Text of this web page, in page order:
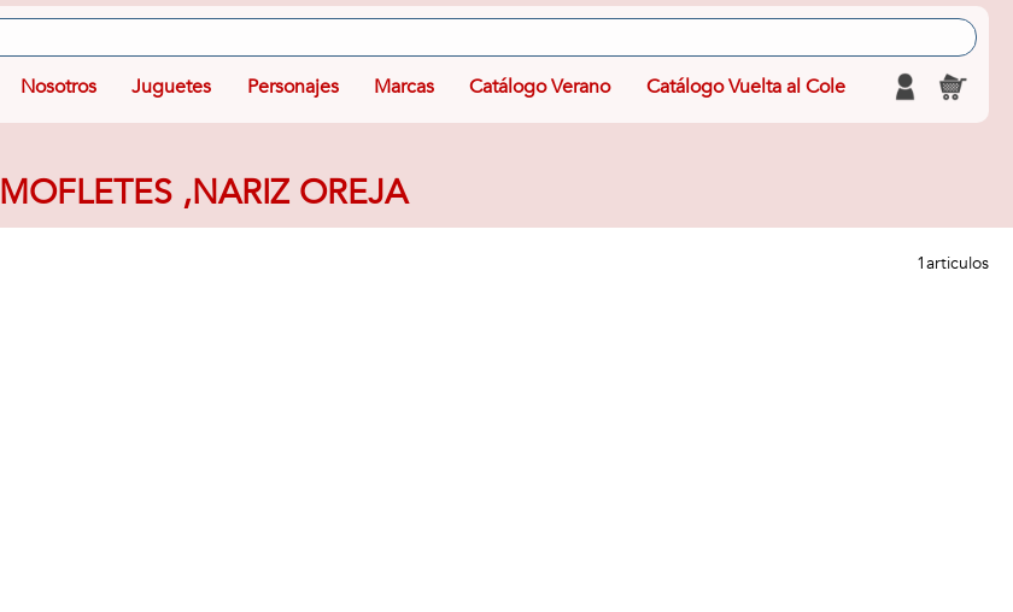
Nosotros Juguetes Personajes Marcas Catálogo Verano Catálogo Vuelta al Cole
MOFLETES ,NARIZ OREJA
1articulos